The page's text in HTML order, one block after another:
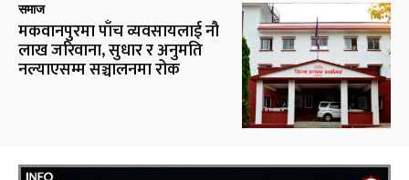
समाज
मकवानपुरमा पाँच व्यवसायलाई नौ
लाख जरिवाना, सुधार र अनुमति
नल्याएसम्म सञ्चालनमा रोक